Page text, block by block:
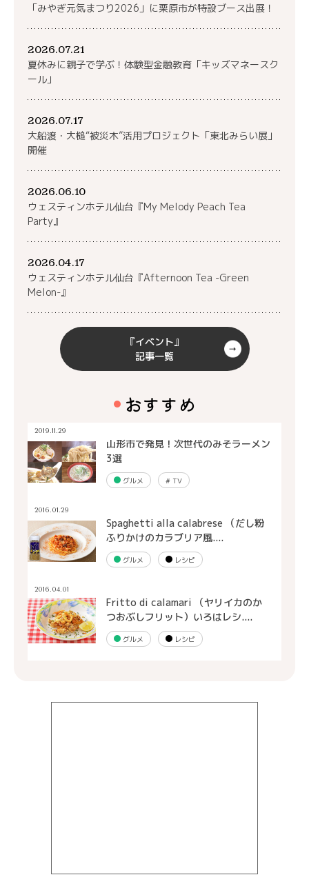
「みやぎ元気まつり2026」に栗原市が特設ブース出展！
2026.07.21
夏休みに親子で学ぶ！体験型金融教育「キッズマネースク
ール」
2026.07.17
大船渡・大槌“被災木”活用プロジェクト「東北みらい展」
開催
2026.06.10
ウェスティンホテル仙台『My Melody Peach Tea
Party』
2026.04.17
ウェスティンホテル仙台『Afternoon Tea -Green
Melon-』
『イベント』
記事一覧
おすすめ
2019.11.29
山形市で発見！次世代のみそラーメン
3選
グルメ #TV
2016.01.29
Spaghetti alla calabrese （だし粉
ふりかけのカラブリア風....
グルメ レシピ
2016.04.01
Fritto di calamari （ヤリイカのか
つおぶしフリット）いろはレシ....
グルメ レシピ